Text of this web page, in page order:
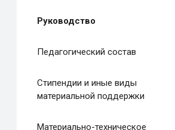
Руководство
Педагогический состав
Стипендии и иные виды
материальной поддержки
Материально-техническое